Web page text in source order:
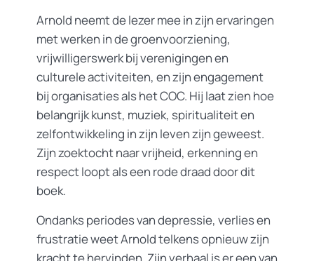
Arnold neemt de lezer mee in zijn ervaringen
met werken in de groenvoorziening,
vrijwilligerswerk bij verenigingen en
culturele activiteiten, en zijn engagement
bij organisaties als het COC. Hij laat zien hoe
belangrijk kunst, muziek, spiritualiteit en
zelfontwikkeling in zijn leven zijn geweest.
Zijn zoektocht naar vrijheid, erkenning en
respect loopt als een rode draad door dit
boek.
Ondanks periodes van depressie, verlies en
frustratie weet Arnold telkens opnieuw zijn
kracht te hervinden. Zijn verhaal is er een van